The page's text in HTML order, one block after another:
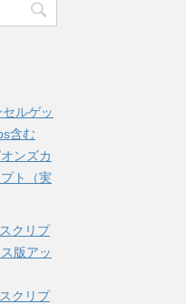
ルゲッ
含む
ンズカ
ト（実
クリプ
版アッ
クリプ